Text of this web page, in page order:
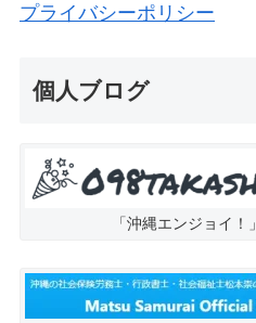
プライバシーポリシー
個人ブログ
「沖縄エンジョイ！」